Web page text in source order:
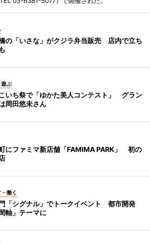
の「いさな」がクジラ弁当販売 店内で立ち
遊ぶ
いち祭で「ゆかた美人コンテスト」 グラン
岡田悠未さん
にファミマ新店舗「FAMIMA PARK」 初の
働く
「シグナル」でトークイベント 都市開発
軸」テーマに